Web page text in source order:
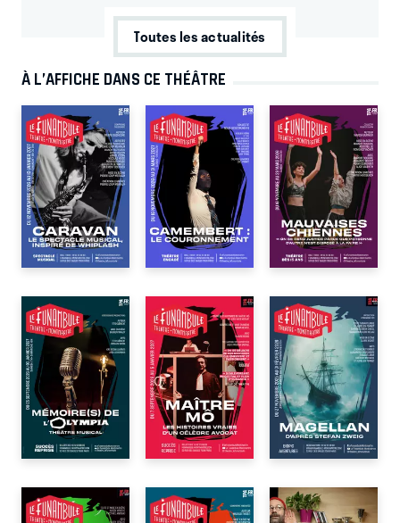
Toutes les actualités
À L’AFFICHE DANS CE THÉÂTRE